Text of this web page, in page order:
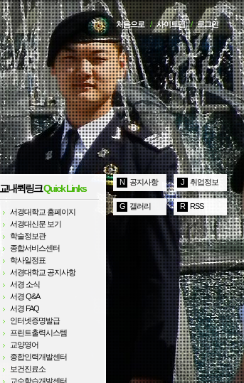
처음으로 / 사이트맵 / 로그인
교내퀵링크Quick Links
서경대학교 홈페이지
서경대신문 보기
학술정보관
종합서비스센터
학사일정표
서경대학교 공지사항
서경 소식
서경 Q&A
서경 FAQ
인터넷증명발급
프린트출력시스템
교양영어
종합인력개발센터
보건진료소
교수학습개발센터
N 공지사항 J 취업정보
G 갤러리 R RSS